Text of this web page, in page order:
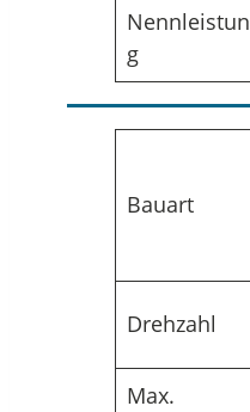
Nennleistun
g
Bauart
Drehzahl
Max.